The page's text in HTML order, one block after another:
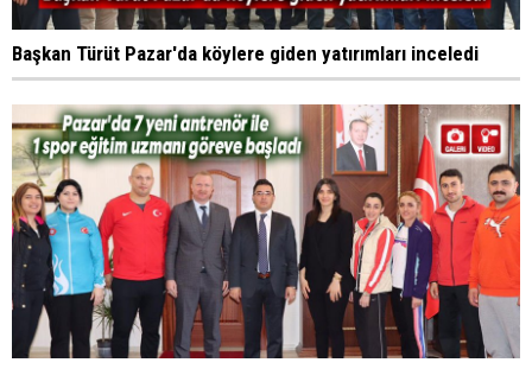
Başkan Türüt Pazar'da köylere giden yatırımları inceledi